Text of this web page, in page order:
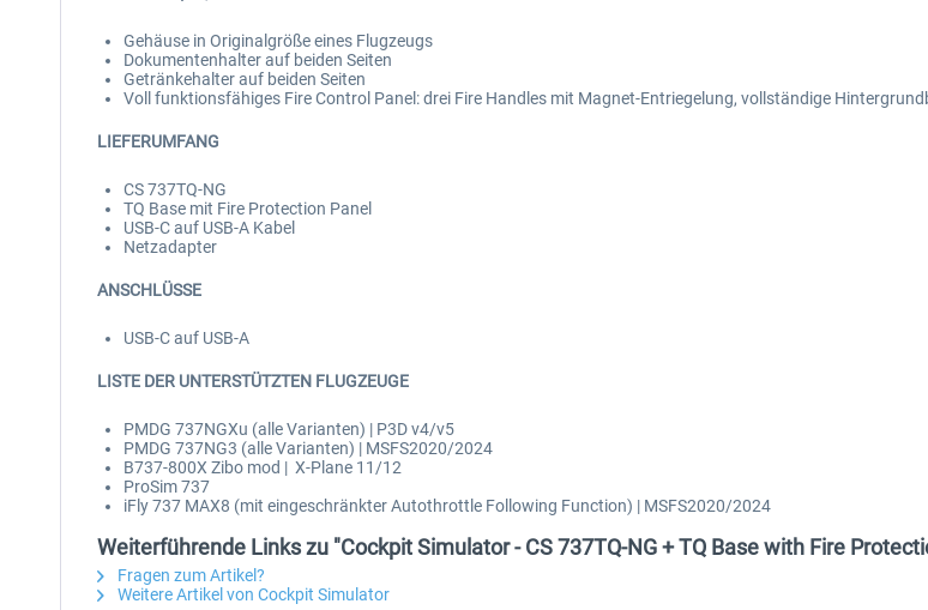
Gehäuse in Originalgröße eines Flugzeugs
Dokumentenhalter auf beiden Seiten
Getränkehalter auf beiden Seiten
Voll funktionsfähiges Fire Control Panel: drei Fire Handles mit Magnet-Entriegelung, vollständige
LIEFERUMFANG
CS 737TQ-NG
TQ Base mit Fire Protection Panel
USB-C auf USB-A Kabel
Netzadapter
ANSCHLÜSSE
USB-C auf USB-A
LISTE DER UNTERSTÜTZTEN FLUGZEUGE
PMDG 737NGXu (alle Varianten) | P3D v4/v5
PMDG 737NG3 (alle Varianten) | MSFS2020/2024
B737-800X Zibo mod | X-Plane 11/12
ProSim 737
iFly 737 MAX8 (mit eingeschränkter Autothrottle Following Function) | MSFS2020/2024
Weiterführende Links zu "Cockpit Simulator - CS 737TQ-NG + TQ Base with Fire
Fragen zum Artikel?
Weitere Artikel von Cockpit Simulator